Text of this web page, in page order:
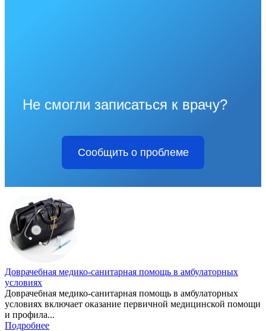
Не смогли записаться к врачу?
Сообщить о проблеме
Доврачебная медико-санитарная помощь в амбулаторных
условиях
Доврачебная медико-санитарная помощь в амбулаторных
условиях включает оказание первичной медицинской помощи
и профила...
Подробнее